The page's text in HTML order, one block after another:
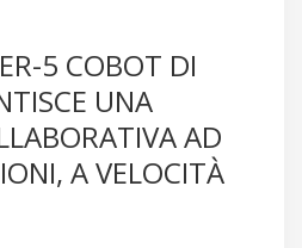
5 COBOT DI
UNA
AD
A VELOCITÀ